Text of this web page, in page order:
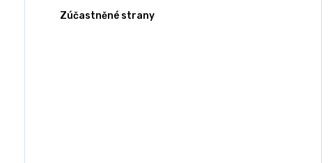
Zúčastněné strany